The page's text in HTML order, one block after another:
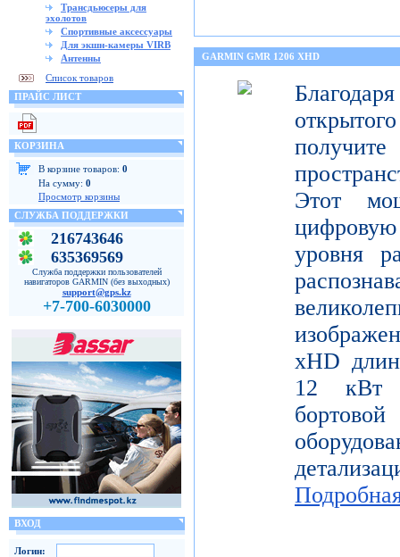
Трансдьюсеры для
эхолотов
Спортивные аксессуары
Для экшн-камеры VIRB
Антенны
Список товаров
ПРАЙС ЛИСТ
КОРЗИНА
В корзине товаров: 0
На сумму: 0
Просмотр корзины
СЛУЖБА ПОДДЕРЖКИ
216743646
635369569
Служба поддержки пользователей
навигаторов GARMIN (без выходных)
support@gps.kz
+7-700-6030000
ВХОД
Логин:
GARMIN GMR 1206 XHD
Этот
уровня
xHD
12 кВт